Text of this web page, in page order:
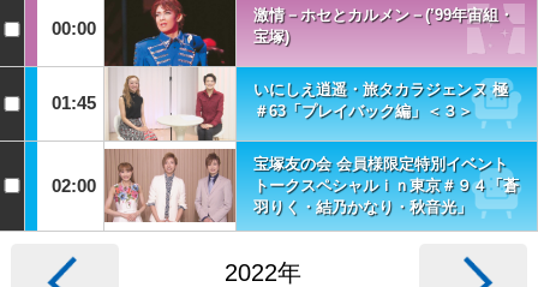
00:00
激情－ホセとカルメン－(’99年宙組・
宝塚)
01:45
いにしえ逍遥・旅タカラジェンヌ 極
＃63「プレイバック編」＜３＞
02:00
宝塚友の会 会員様限定特別イベント
トークスペシャルｉｎ東京＃９４「蒼
羽りく・結乃かなり・秋音光」
2022年